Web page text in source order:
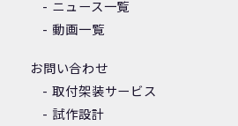
ニュース一覧
動画一覧
お問い合わせ
取付架装サービス
試作設計